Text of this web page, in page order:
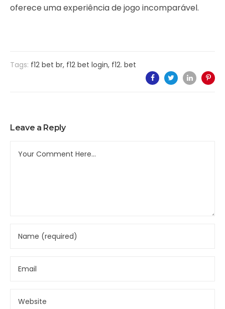
oferece uma experiência de jogo incomparável.
Tags: f12 bet br, f12 bet login, f12. bet
Leave a Reply